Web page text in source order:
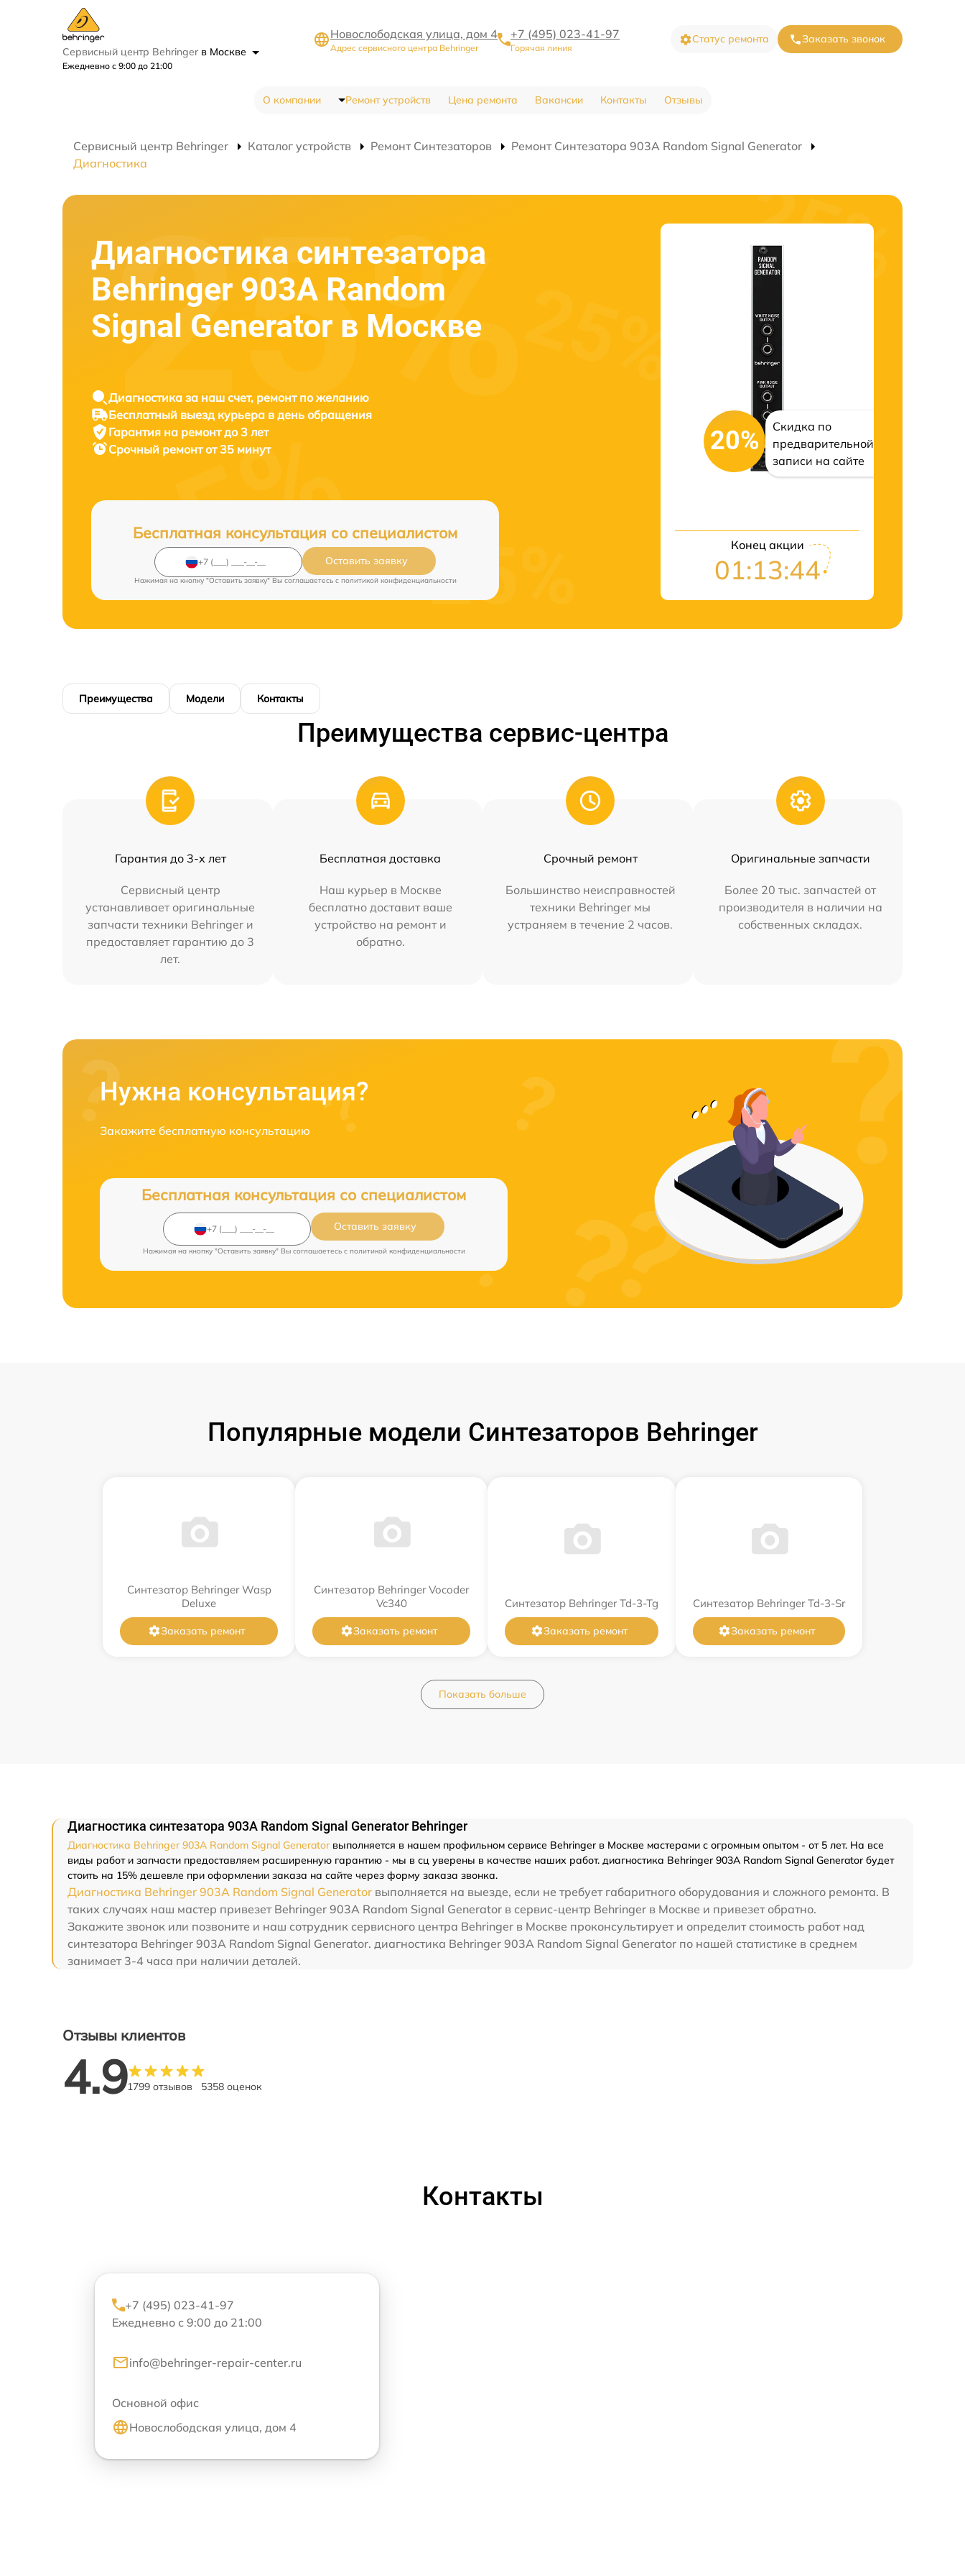
Сервисный центр Behringer в Москве
Ежедневно с 9:00 до 21:00
Новослободская улица, дом 4
Адрес сервисного центра Behringer
+7 (495) 023-41-97
Горячая линия
Статус ремонта Заказать звонок
О компании Ремонт устройств Цена ремонта Вакансии Контакты Отзывы
Сервисный центр Behringer Каталог устройств Ремонт Синтезаторов
Ремонт Синтезатора 903A Random Signal Generator
Диагностика
Диагностика синтезатора
Behringer 903A Random
Signal Generator в Москве
Диагностика за наш счет, ремонт по желанию
Бесплатный выезд курьера в день обращения
Гарантия на ремонт до 3 лет
Срочный ремонт от 35 минут
Бесплатная консультация со специалистом
Оставить заявку
Нажимая на кнопку "Оставить заявку" Вы соглашаетесь c политикой конфиденциальности
20%
Скидка по
предварительной
записи на сайте
Конец акции
01:13:43
Преимущества Модели Контакты
Преимущества сервис-центра
Гарантия до 3-х лет
Сервисный центр
устанавливает оригинальные
запчасти техники Behringer и
предоставляет гарантию до 3
лет.
Бесплатная доставка
Наш курьер в Москве
бесплатно доставит ваше
устройство на ремонт и
обратно.
Срочный ремонт
Большинство неисправностей
техники Behringer мы
устраняем в течение 2 часов.
Оригинальные запчасти
Более 20 тыс. запчастей от
производителя в наличии на
собственных складах.
Нужна консультация?
Закажите бесплатную консультацию
Бесплатная консультация со специалистом
Оставить заявку
Нажимая на кнопку "Оставить заявку" Вы соглашаетесь c политикой конфиденциальности
Популярные модели Синтезаторов Behringer
Синтезатор Behringer Wasp
Deluxe
Заказать ремонт
Синтезатор Behringer Vocoder
Vc340
Заказать ремонт
Синтезатор Behringer Td-3-Tg
Заказать ремонт
Синтезатор Behringer Td-3-Sr
Заказать ремонт
Показать больше
Диагностика синтезатора 903A Random Signal Generator Behringer
Диагностика Behringer 903A Random Signal Generator выполняется в нашем профильном сервисе Behringer в Москве мастерами с огромным опытом - от 5 лет. На все
виды работ и запчасти предоставляем расширенную гарантию - мы в сц уверены в качестве наших работ. диагностика Behringer 903A Random Signal Generator будет
стоить на 15% дешевле при оформлении заказа на сайте через форму заказа звонка.
Диагностика Behringer 903A Random Signal Generator выполняется на выезде, если не требует габаритного оборудования и сложного ремонта. В
таких случаях наш мастер привезет Behringer 903A Random Signal Generator в сервис-центр Behringer в Москве и привезет обратно.
Закажите звонок или позвоните и наш сотрудник сервисного центра Behringer в Москве проконсультирует и определит стоимость работ над
синтезатора Behringer 903A Random Signal Generator. диагностика Behringer 903A Random Signal Generator по нашей статистике в среднем
занимает 3-4 часа при наличии деталей.
Отзывы клиентов
4.91799 отзывов 5358 оценок
Контакты
+7 (495) 023-41-97
Ежедневно с 9:00 до 21:00
info@behringer-repair-center.ru
Основной офис
Новослободская улица, дом 4